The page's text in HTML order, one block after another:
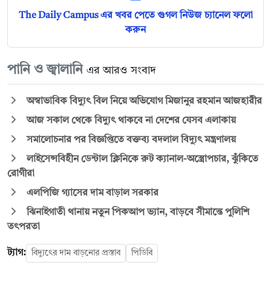
The Daily Campus এর খবর পেতে গুগল নিউজ চ্যানেল ফলো
করুন
পানি ও জ্বালানি এর আরও সংবাদ
অস্বাভাবিক বিদ্যুৎ বিল নিয়ে অভিযোগ মিজানুর রহমান আজহারীর
আজ সকাল থেকে বিদ্যুৎ থাকবে না দেশের যেসব এলাকায়
সমালোচনার পর বিজ্ঞপ্তিতে বক্তব্য বদলাল বিদ্যুৎ মন্ত্রণালয়
লাইসেন্সবিহীন ডেন্টাল ক্লিনিকে রুট ক্যানাল-অস্ত্রোপচার, ঝুঁকিতে
রোগীরা
এলপিজি গ্যাসের দাম বাড়াল সরকার
ঝিনাইগাতী থানায় নতুন পিকআপ ভ্যান, বাড়বে সীমান্তে পুলিশি
তৎপরতা
ট্যাগ: বিদ্যুৎের দাম বাড়নোর প্রস্তাব পিডিবি